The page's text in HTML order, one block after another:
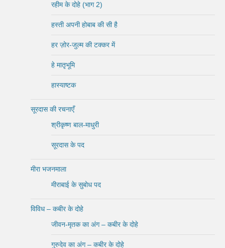
रहीम के दोहे (भाग 2)
हस्ती अपनी होबाब की सी है
हर ज़ोर-जुल्म की टक्कर में
हे मातृभूमि
हास्याष्टक
सूरदास की रचनाएँ
श्रीकृष्ण बाल-माधुरी
सूरदास के पद
मीरा भजनमाला
मीराबाई के सुबोध पद
विविध – कबीर के दोहे
जीवन-मृतक का अंग – कबीर के दोहे
गुरुदेव का अंग – कबीर के दोहे